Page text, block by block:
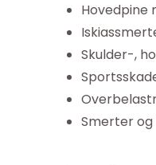
Hovedpine
Skulder-,
Smerter